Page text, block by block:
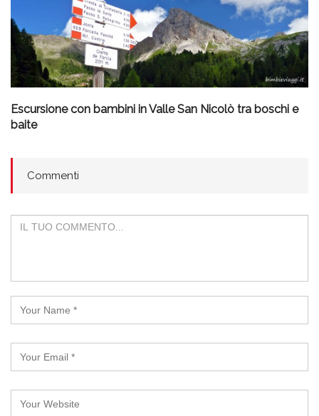
Escursione con bambini in Valle San Nicolò tra boschi e
baite
Commenti